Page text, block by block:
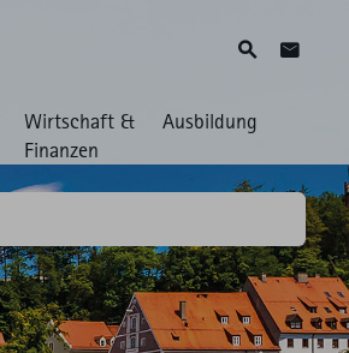
SucheZum
Wirtschaft &
Finanzen
Ausbildung